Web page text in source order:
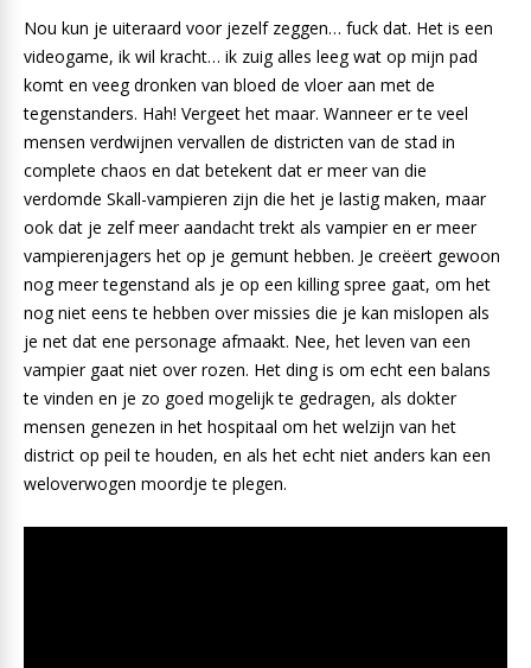
Nou kun je uiteraard voor jezelf zeggen… fuck dat. Het is een
videogame, ik wil kracht… ik zuig alles leeg wat op mijn pad
komt en veeg dronken van bloed de vloer aan met de
tegenstanders. Hah! Vergeet het maar. Wanneer er te veel
mensen verdwijnen vervallen de districten van de stad in
complete chaos en dat betekent dat er meer van die
verdomde Skall-vampieren zijn die het je lastig maken, maar
ook dat je zelf meer aandacht trekt als vampier en er meer
vampierenjagers het op je gemunt hebben. Je creëert gewoon
nog meer tegenstand als je op een killing spree gaat, om het
nog niet eens te hebben over missies die je kan mislopen als
je net dat ene personage afmaakt. Nee, het leven van een
vampier gaat niet over rozen. Het ding is om echt een balans
te vinden en je zo goed mogelijk te gedragen, als dokter
mensen genezen in het hospitaal om het welzijn van het
district op peil te houden, en als het echt niet anders kan een
weloverwogen moordje te plegen.